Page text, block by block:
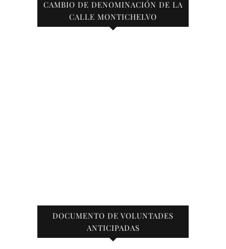
CAMBIO DE DENOMINACIÓN DE LA
CALLE MONTICHELVO
DOCUMENTO DE VOLUNTADES
ANTICIPADAS